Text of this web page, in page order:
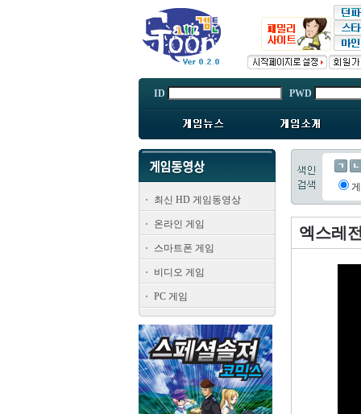
ID PWD
최신 HD 게임동영상
온라인 게임
스마트폰 게임
비디오 게임
PC 게임
엑스레